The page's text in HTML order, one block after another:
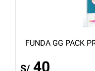
FUNDA GG PACK
40